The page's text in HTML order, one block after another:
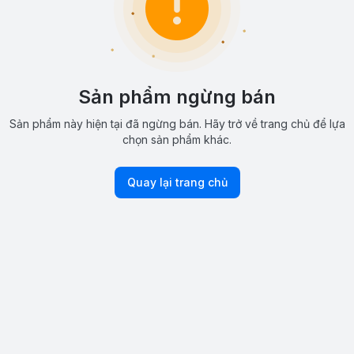
Sản phẩm ngừng bán
Sản phẩm này hiện tại đã ngừng bán. Hãy trở về trang chủ để lựa
chọn sản phẩm khác.
Quay lại trang chủ